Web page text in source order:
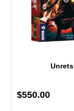
Unrets
$550.00